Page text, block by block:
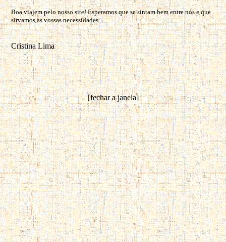
Boa viajem pelo nosso site! Esperamos que se sintam bem entre nós e que
sirvamos as vossas necessidades.
Cristina Lima
[fechar a janela]